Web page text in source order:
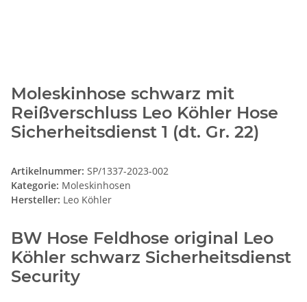
Moleskinhose schwarz mit
Reißverschluss Leo Köhler Hose
Sicherheitsdienst 1 (dt. Gr. 22)
Artikelnummer: SP/1337-2023-002
Kategorie: Moleskinhosen
Hersteller: Leo Köhler
BW Hose Feldhose original Leo
Köhler schwarz Sicherheitsdienst
Security